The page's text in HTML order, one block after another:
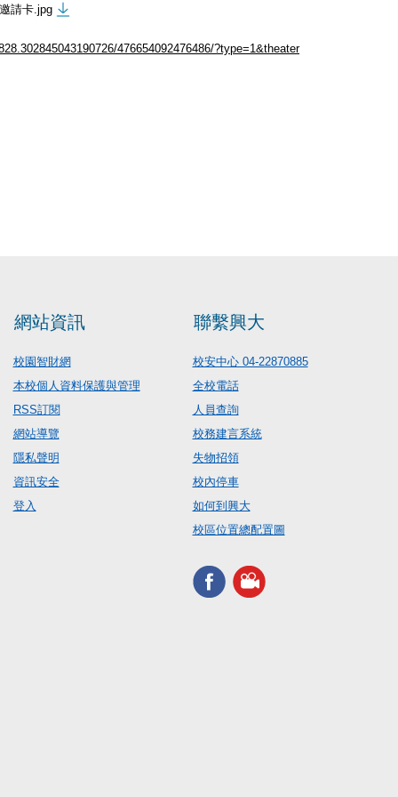
請卡.jpg
476654092476486/?type=1&theater
網站資訊
校園智財網
本校個人資料保護與管理
RSS訂閱
網站導覽
隱私聲明
資訊安全
登入
聯繫興大
校安中心 04-22870885
全校電話
人員查詢
校務建言系統
失物招領
校內停車
如何到興大
校區位置總配置圖